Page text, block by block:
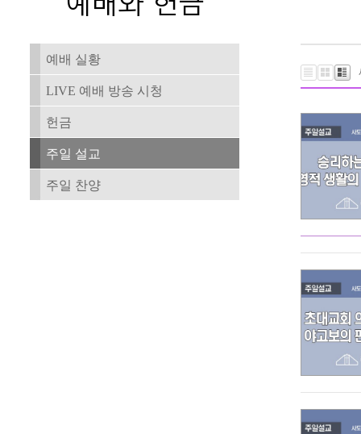
예배 실황
LIVE 예배 방송 시청
헌금
주일 설교
주일 찬양